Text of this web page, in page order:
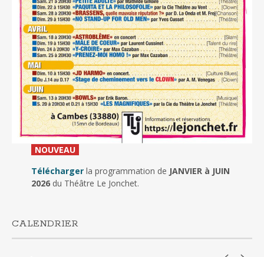
NOUVEAU_
Télécharger la programmation de JANVIER à JUIN
2026du Théâtre Le Jonchet.
CALENDRIER